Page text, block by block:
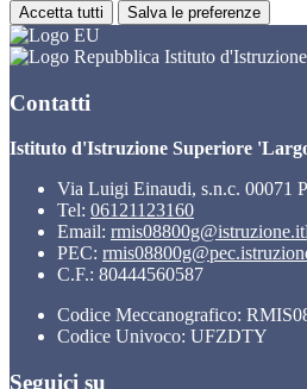
Accetta tutti Salva le preferenze
Istituto
Contatti
Istituto d'Istruzione Superiore
Via Luigi Einaudi, s.n.c. 00071
Tel: 06121123160
Email: rmis08800g@istruzione.it
PEC:
C.F.: 80444560587
Codice Meccanografico:
Codice Univoco: UFZDTY
Seguici su